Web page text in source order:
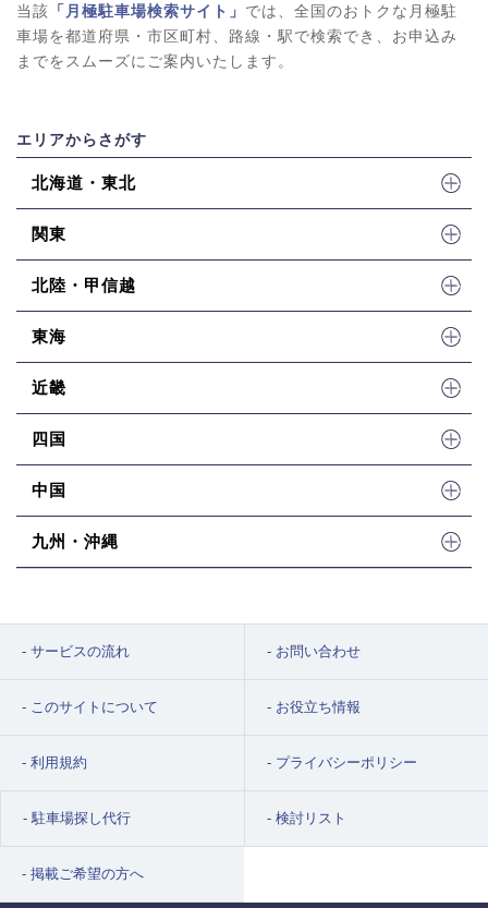
当該 「月極駐車場検索サイト」 では、全国のおトクな月極駐
車場を都道府県・市区町村、路線・駅で検索でき、お申込み
までをスムーズにご案内いたします。
エリアからさがす
北海道・東北
関東
北陸・甲信越
東海
近畿
四国
中国
九州・沖縄
サービスの流れ お問い合わせ
このサイトについて お役立ち情報
利用規約 プライバシーポリシー
駐車場探し代行 検討リスト
掲載ご希望の方へ